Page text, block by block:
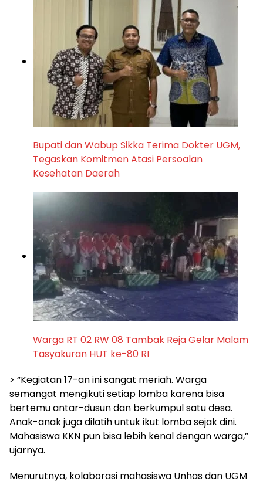
Bupati dan Wabup Sikka Terima Dokter UGM,
Tegaskan Komitmen Atasi Persoalan
Kesehatan Daerah
Warga RT 02 RW 08 Tambak Reja Gelar Malam
Tasyakuran HUT ke-80 RI
> “Kegiatan 17-an ini sangat meriah. Warga
semangat mengikuti setiap lomba karena bisa
bertemu antar-dusun dan berkumpul satu desa.
Anak-anak juga dilatih untuk ikut lomba sejak dini.
Mahasiswa KKN pun bisa lebih kenal dengan warga,”
ujarnya.
Menurutnya, kolaborasi mahasiswa Unhas dan UGM